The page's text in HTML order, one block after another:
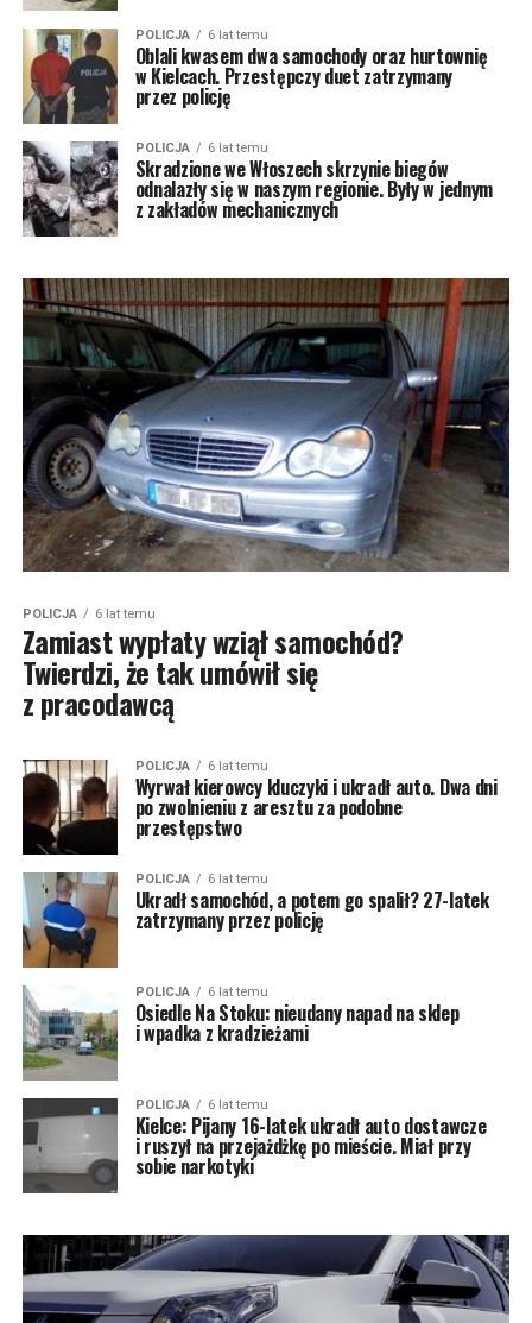
POLICJA 6 lat temu
Oblali kwasem dwa samochody oraz hurtownię
w Kielcach. Przestępczy duet zatrzymany
przez policję
POLICJA 6 lat temu
Skradzione we Włoszech skrzynie biegów
odnalazły się w naszym regionie. Były w jednym
z zakładów mechanicznych
POLICJA 6 lat temu
Zamiast wypłaty wziął samochód?
Twierdzi, że tak umówił się
z pracodawcą
POLICJA 6 lat temu
Wyrwał kierowcy kluczyki i ukradł auto. Dwa dni
po zwolnieniu z aresztu za podobne
przestępstwo
POLICJA 6 lat temu
Ukradł samochód, a potem go spalił? 27-latek
zatrzymany przez policję
POLICJA 6 lat temu
Osiedle Na Stoku: nieudany napad na sklep
i wpadka z kradzieżami
POLICJA 6 lat temu
Kielce: Pijany 16-latek ukradł auto dostawcze
i ruszył na przejażdżkę po mieście. Miał przy
sobie narkotyki